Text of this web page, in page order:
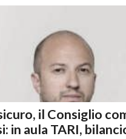
il Consiglio
in aula TARI,